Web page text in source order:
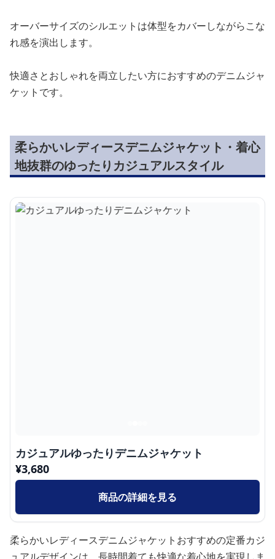
オーバーサイズのシルエットは体型をカバーしながらこな
れ感を演出します。
快適さとおしゃれを両立したい方におすすめのデニムジャ
ケットです。
柔らかいレディースデニムジャケット・着心
地抜群のゆったりカジュアルスタイル
カジュアルゆったりデニムジャケット
¥3,680
商品の詳細を見る
柔らかいレディースデニムジャケットおすすめの定番カジ